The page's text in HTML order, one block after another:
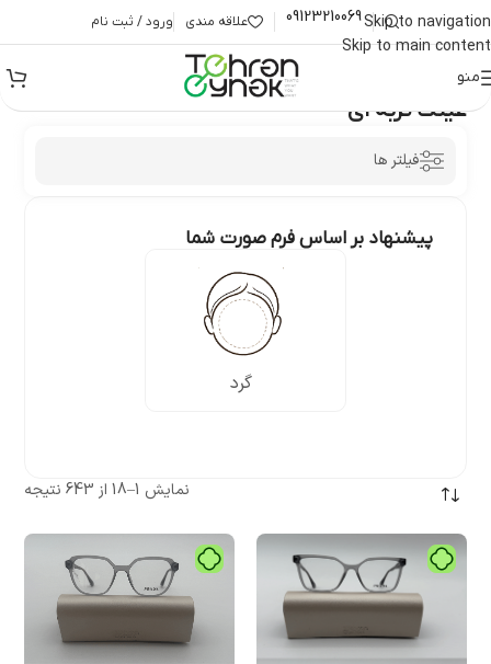
Skip to navigation
Skip to main content
09123210069 علاقه مندی ورود / ثبت نام
منو
محصولات برچسب خورده “عینک گربه ای”
عینک گربه ای
فیلتر ها
پیشنهاد بر اساس فرم صورت شما
گرد
نمایش 1–18 از 643 نتیجه